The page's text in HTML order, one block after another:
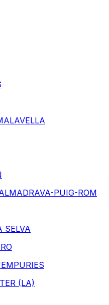
PUIG-ROM
SELVA
(LA)